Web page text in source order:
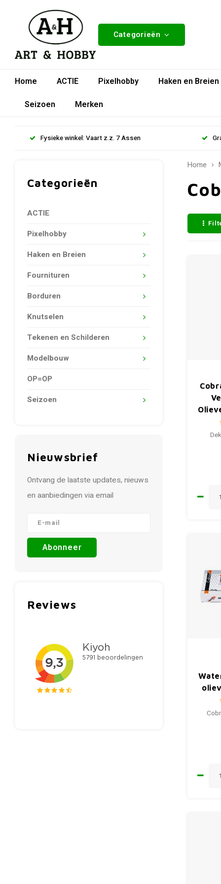
Categorieën
Home ACTIE Pixelhobby Haken en Breien
Seizoen
Merken
Fysieke winkel: Vaart z.z. 7 Assen
Categorieën
ACTIE
Pixelhobby
Haken en Breien
Fournituren
Borduren
Knutselen
Tekenen en Schilderen
Modelbouw
OP=OP
Seizoen
Nieuwsbrief
Ontvang de laatste updates, nieuws
en aanbiedingen via email
Abonneer
Reviews
Home